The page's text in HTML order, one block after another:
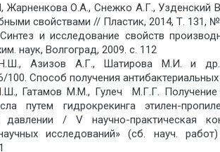
Жарненкова О.А., Снежко А.Г., Узденский
свойствами // Пластик, 2014, Т. 131,
и исследование свойств
наук, Волгоград, 2009. с. 112
Азизов А.Г., Шатирова М.И. и др.
100. Способ получения
Гатамов М.М., Гулеч М.Г.Г. Получение
путем гидрокрекинга этилен-
давлении / V научно-практическая
исследований» (сб. науч.